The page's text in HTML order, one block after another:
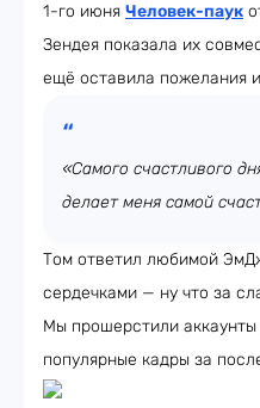
1-го июня Человек-паук
Зендея показала их
ещё оставила пожелания
«Самого счастливого
делает меня самой
Том ответил любимой
сердечками — ну что за
Мы прошерстили
популярные кадры за